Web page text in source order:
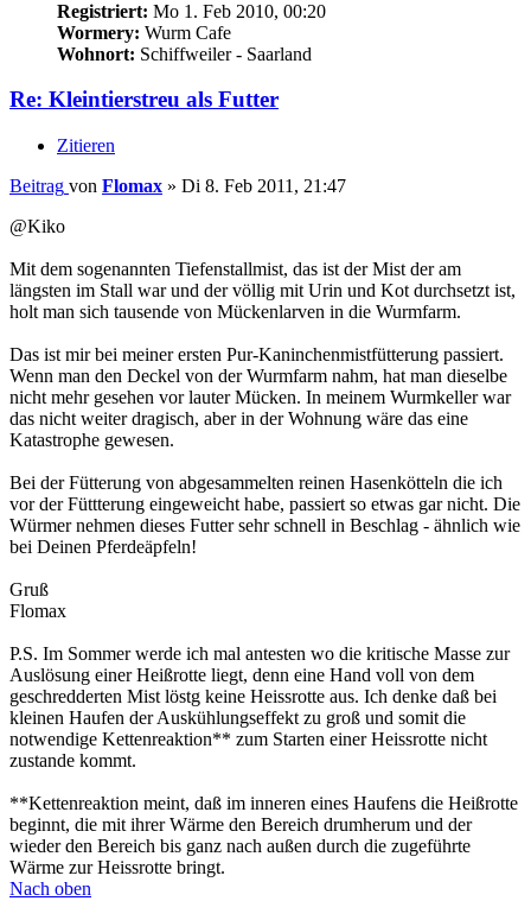
Registriert: Mo 1. Feb 2010, 00:20
Wormery: Wurm Cafe
Wohnort: Schiffweiler - Saarland
Re: Kleintierstreu als Futter
Zitieren
Beitrag von Flomax » Di 8. Feb 2011, 21:47
@Kiko
Mit dem sogenannten Tiefenstallmist, das ist der Mist der am
längsten im Stall war und der völlig mit Urin und Kot durchsetzt ist,
holt man sich tausende von Mückenlarven in die Wurmfarm.
Das ist mir bei meiner ersten Pur-Kaninchenmistfütterung passiert.
Wenn man den Deckel von der Wurmfarm nahm, hat man dieselbe
nicht mehr gesehen vor lauter Mücken. In meinem Wurmkeller war
das nicht weiter dragisch, aber in der Wohnung wäre das eine
Katastrophe gewesen.
Bei der Fütterung von abgesammelten reinen Hasenkötteln die ich
vor der Füttterung eingeweicht habe, passiert so etwas gar nicht. Die
Würmer nehmen dieses Futter sehr schnell in Beschlag - ähnlich wie
bei Deinen Pferdeäpfeln!
Gruß
Flomax
P.S. Im Sommer werde ich mal antesten wo die kritische Masse zur
Auslösung einer Heißrotte liegt, denn eine Hand voll von dem
geschredderten Mist löstg keine Heissrotte aus. Ich denke daß bei
kleinen Haufen der Auskühlungseffekt zu groß und somit die
notwendige Kettenreaktion** zum Starten einer Heissrotte nicht
zustande kommt.
**Kettenreaktion meint, daß im inneren eines Haufens die Heißrotte
beginnt, die mit ihrer Wärme den Bereich drumherum und der
wieder den Bereich bis ganz nach außen durch die zugeführte
Wärme zur Heissrotte bringt.
Nach oben